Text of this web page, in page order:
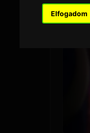
Elfogadom